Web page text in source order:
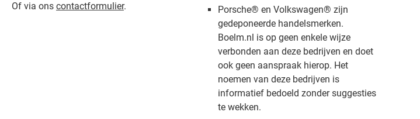
Of via ons contactformulier.
Porsche® en Volkswagen® zijn
gedeponeerde handelsmerken.
Boelm.nl is op geen enkele wijze
verbonden aan deze bedrijven en doet
ook geen aanspraak hierop. Het
noemen van deze bedrijven is
informatief bedoeld zonder suggesties
te wekken.